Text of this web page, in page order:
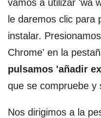
vamos a utilizar 'wa
le daremos clic para
instalar.
Chrome' en la
pulsamos 'añadir
que se compruebe y
Nos dirigimos a la